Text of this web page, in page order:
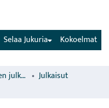
(current) Kokoelmat
Selaa Jukuria
Luonnonvarakeskuksen julkaisut
Julkaisut